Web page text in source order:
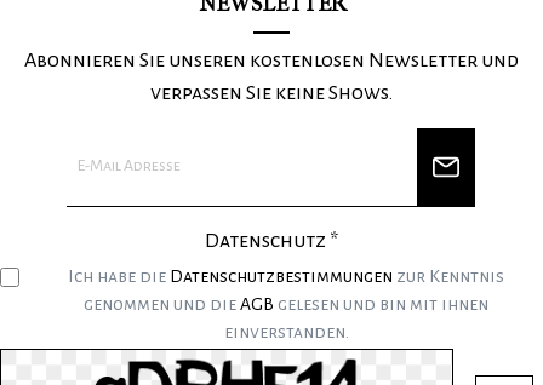
Abonnieren Sie unseren kostenlosen Newsletter und
verpassen Sie keine Shows.
Datenschutz *
Ich habe die Datenschutzbestimmungen zur Kenntnis
genommen und dieAGB gelesen und bin mit ihnen
einverstanden.